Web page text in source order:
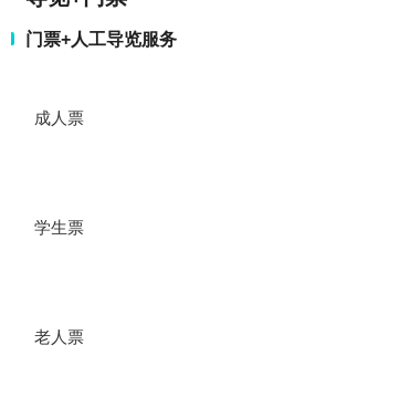
门票+人工导览服务
成人票
学生票
老人票